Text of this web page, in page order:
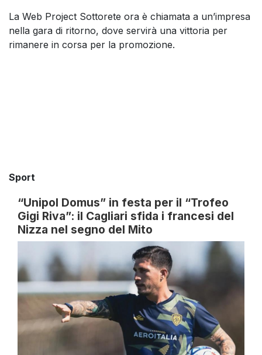
La Web Project Sottorete ora è chiamata a un’impresa
nella gara di ritorno, dove servirà una vittoria per
rimanere in corsa per la promozione.
Sport
“Unipol Domus” in festa per il “Trofeo
Gigi Riva”: il Cagliari sfida i francesi del
Nizza nel segno del Mito